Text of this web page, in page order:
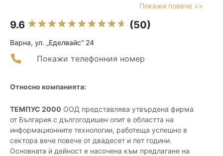
Покажи повече >>
9.6 (50)
Варна, ул. „Еделвайс“ 24
Покажи телефонния номер
Относно компанията:
ТЕМПУС 2000 ООД представлява утвърдена фирма
от България с дългогодишен опит в областта на
информационните технологии, работеща успешно в
сектора вече повече от двадесет и пет години.
Основната ѝ дейност е насочена към предлагане на